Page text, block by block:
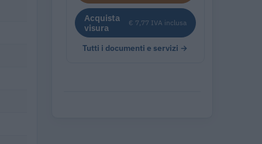
Acquista
visura
€ 7,77 IVA inclusa
Tutti i documenti e servizi →